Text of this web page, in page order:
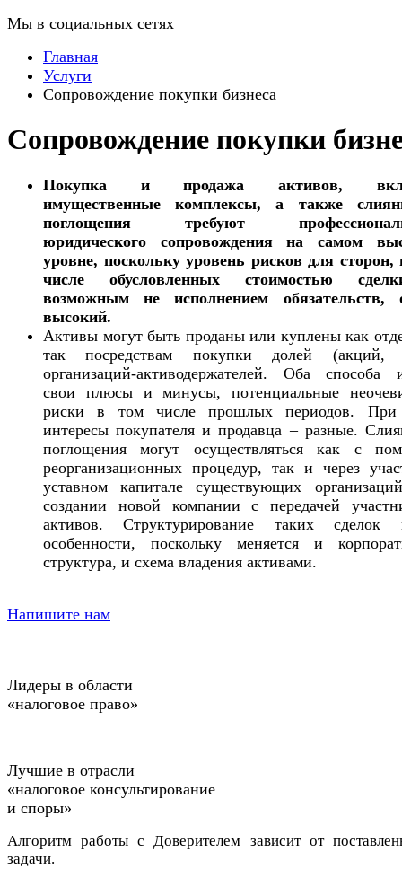
Мы в социальных сетях
Главная
Услуги
Сопровождение покупки бизнеса
Сопровождение покупки
Покупка и продажа активов,
имущественные комплексы, а также
поглощения требуют
юридического сопровождения на самом
уровне, поскольку уровень рисков для сторон,
числе обусловленных стоимостью
возможным не исполнением обязательств,
высокий.
Активы могут быть проданы или куплены как
так посредствам покупки долей (акций,
организаций-активодержателей. Оба способа
свои плюсы и минусы, потенциальные
риски в том числе прошлых периодов. При
интересы покупателя и продавца – разные.
поглощения могут осуществляться как с
реорганизационных процедур, так и через
уставном капитале существующих
создании новой компании с передачей
активов. Структурирование таких сделок
особенности, поскольку меняется и
структура, и схема владения активами.
Напишите нам
Лидеры в области
«налоговое право»
Лучшие в отрасли
«налоговое консультирование
и споры»
Алгоритм работы с Доверителем зависит от
задачи.